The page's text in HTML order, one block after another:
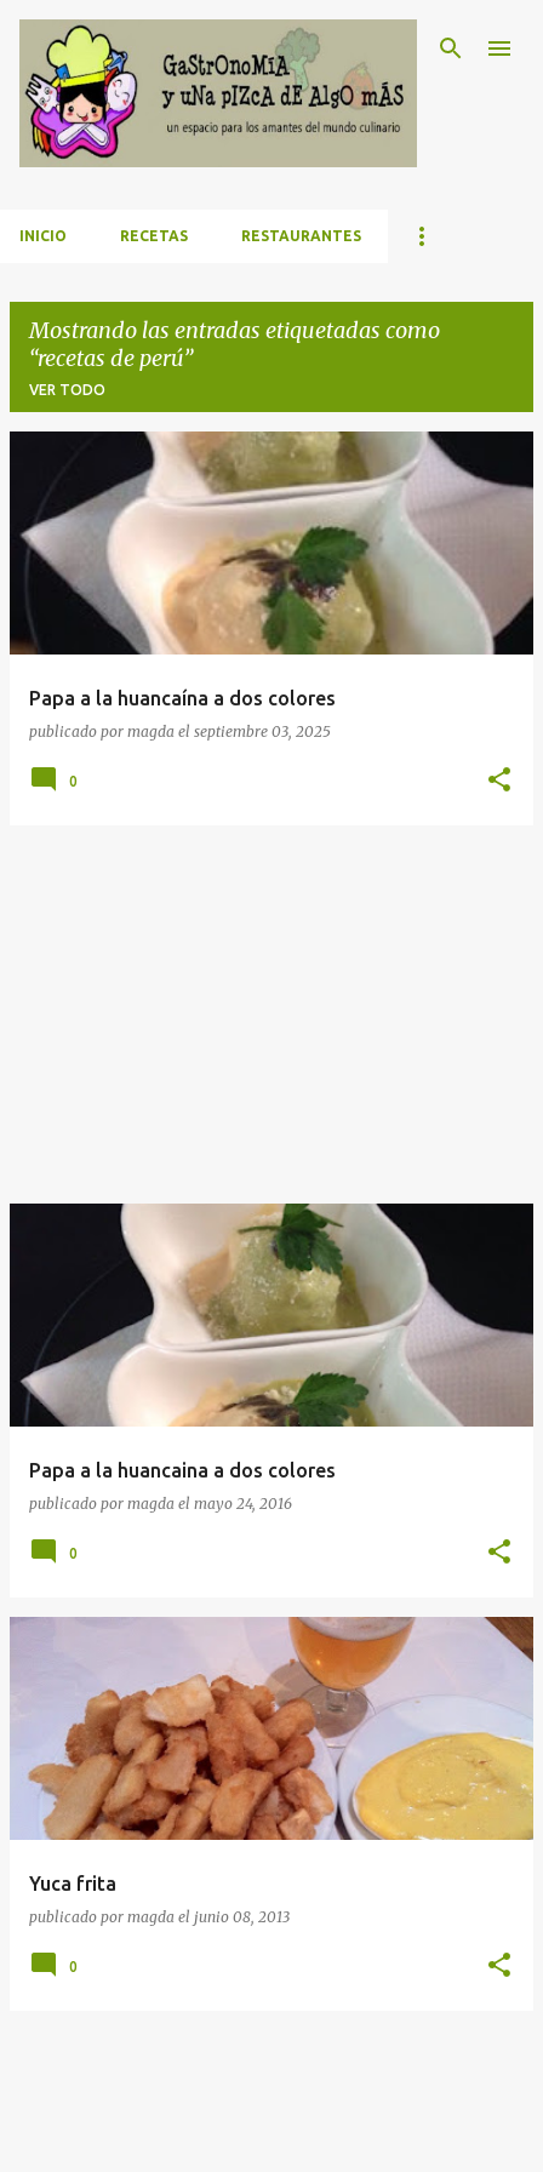
Ir al contenido principal
INICIO RECETAS RESTAURANTES
Mostrando las entradas etiquetadas como
recetas de perú
VER TODO
d
Papa a la huancaína a dos colores
publicado por magda el septiembre 03, 2025
0
Papa a la huancaina a dos colores
publicado por magda el mayo 24, 2016
0
Yuca frita
publicado por magda el junio 08, 2013
0